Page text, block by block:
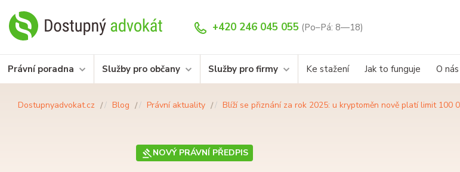
+420 246 045 055 (Po–Pá: 8—18)
Právní poradna Služby pro občany Služby pro firmy Ke stažení Jak to funguje O nás
Dostupnyadvokat.cz Blog Právní aktuality Blíží se přiznání za rok 2025: u kryptoměn nově platí limit 100
NOVÝ PRÁVNÍ PŘEDPIS